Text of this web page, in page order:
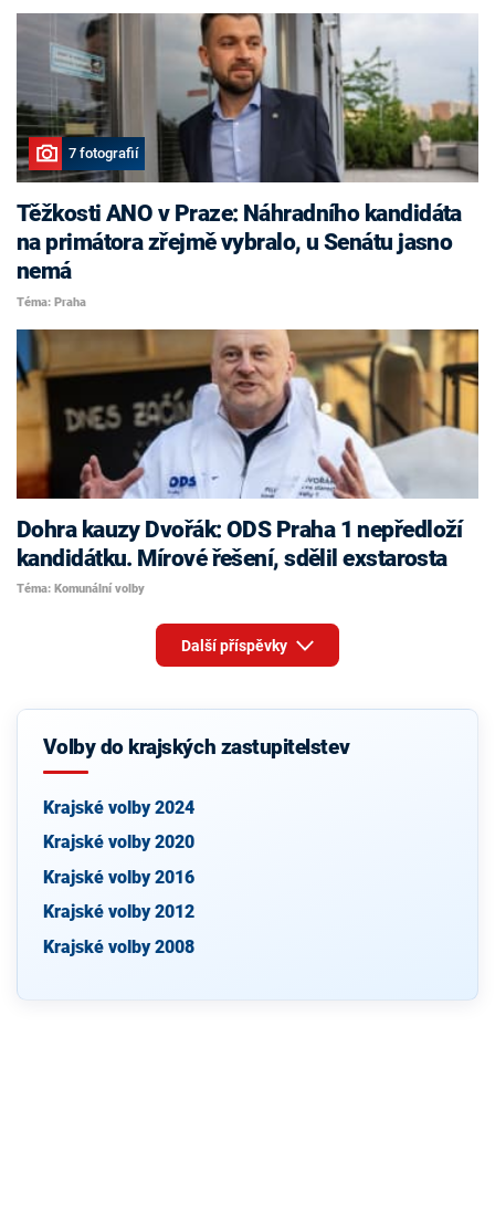
7 fotografií
Těžkosti ANO v Praze: Náhradního kandidáta
na primátora zřejmě vybralo, u Senátu jasno
nemá
Téma: Praha
Dohra kauzy Dvořák: ODS Praha 1 nepředloží
kandidátku. Mírové řešení, sdělil exstarosta
Téma: Komunální volby
Další příspěvky
Volby do krajských zastupitelstev
Krajské volby 2024
Krajské volby 2020
Krajské volby 2016
Krajské volby 2012
Krajské volby 2008